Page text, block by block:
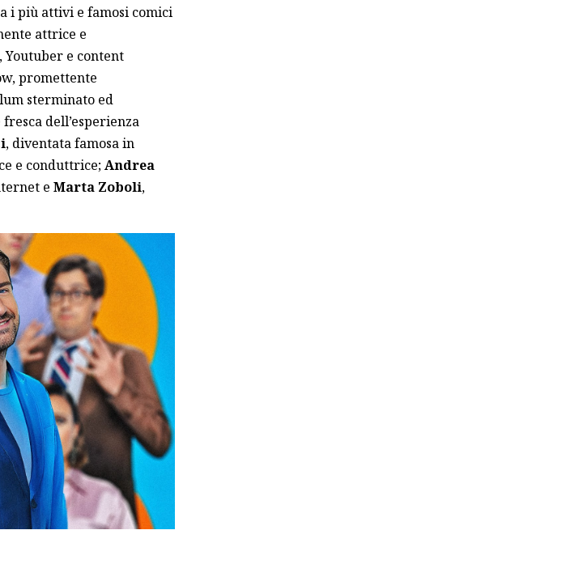
i più attivi e famosi comici
attrice e
Youtuber e content
promettente
sterminato ed
dell’esperienza
, diventata famosa in
e conduttrice;Andrea
e Marta Zoboli,